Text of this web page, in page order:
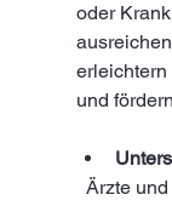
oder
erleichtern
und